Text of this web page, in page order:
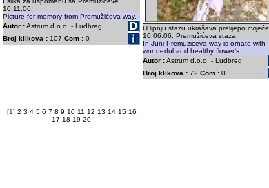
10.11.06.
Picture for memory from Premužićeva way.
Autor :Astrum d.o.o. - Ludbreg
Broj klikova : 107 Com : 0
U lipnju stazu ukrašava prelijepo cvijeće.
10.06.06. Premužićeva staza.
In Juni Premuziceva way is ornate with
wonderful and healthy flower's .
Autor :Astrum d.o.o. - Ludbreg
Broj klikova : 72 Com : 0
[1] 2 3 4 5 6 7 8 9 10 11 12 13 14 15 16
17 18 19 20